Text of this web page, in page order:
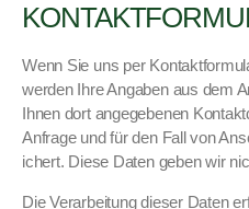
Wenn Sie uns per
wer­den Ihre Angaben aus dem
Ihnen dort angegebe­nen
Anfrage und für den Fall von
ichert. Diese Dat­en geben wir
Die Ver­ar­beitung dieser Dat­en